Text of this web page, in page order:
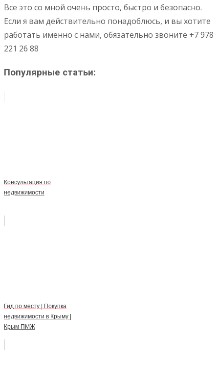
Все это со мной очень просто, быстро и безопасно.
Если я вам действительно понадоблюсь, и вы хотите
работать именно с нами, обязательно звоните +7 978
221 26 88
Популярные статьи:
Консультация по
недвижимости
Гид по месту | Покупка
недвижимости в Крыму |
Крым ПМЖ